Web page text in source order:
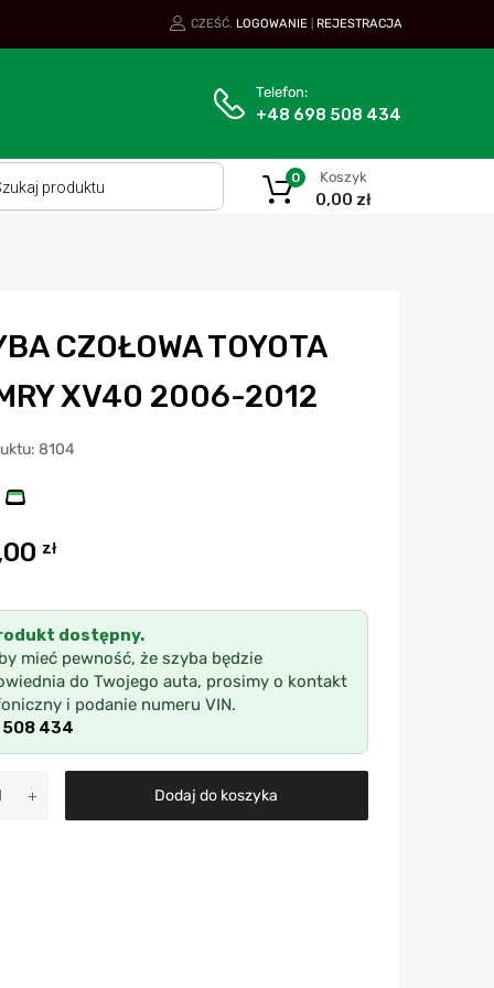
CZEŚĆ. LOGOWANIE REJESTRACJA
Telefon:
+48 698 508 434
Koszyk
0,00 zł
0
CZOŁOWA TOYOTA
XV40 2006-2012
8104
zł
dostępny.
mieć pewność, że szyba będzie
do Twojego auta, prosimy o kontakt
i podanie numeru VIN.
508 434
Dodaj do koszyka